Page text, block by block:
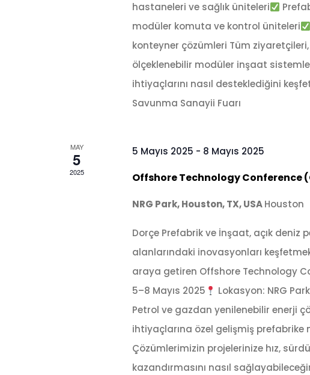
hastaneleri ve sağlık üniteleri
modüler komuta ve kontrol üniteleri
konteyner çözümleri Tüm ziyaretçileri,
ölçeklenebilir modüler inşaat
ihtiyaçlarını nasıl desteklediğini
Savunma Sanayii Fuarı
MAY
5
2025
5 Mayıs 2025 - 8 Mayıs 2025
Offshore Technology Conference
NRG Park, Houston, TX, USAHouston
Dorçe Prefabrik ve İnşaat, açık deniz
alanlarındaki inovasyonları
araya getiren Offshore Technology
5–8 Mayıs 2025
Lokasyon: NRG
Petrol ve gazdan yenilenebilir enerji
ihtiyaçlarına özel gelişmiş
Çözümlerimizin projelerinize hız,
kazandırmasını nasıl